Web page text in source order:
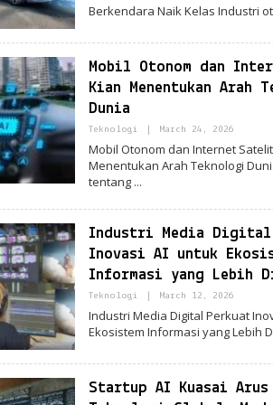
Berkendara Naik Kelas Industri
Mobil Otonom dan
Kian Menentukan Arah
Dunia
Teknologi March 24, 2026By
Mobil Otonom dan Internet
Menentukan Arah Teknologi
tentang
Industri Media Digital
Inovasi AI untuk
Informasi yang Lebih
Teknologi March 12, 2026By
Industri Media Digital Perkuat
Ekosistem Informasi yang Lebih
Startup AI Kuasai
Sederhana tapi
In Fashion | May 21,